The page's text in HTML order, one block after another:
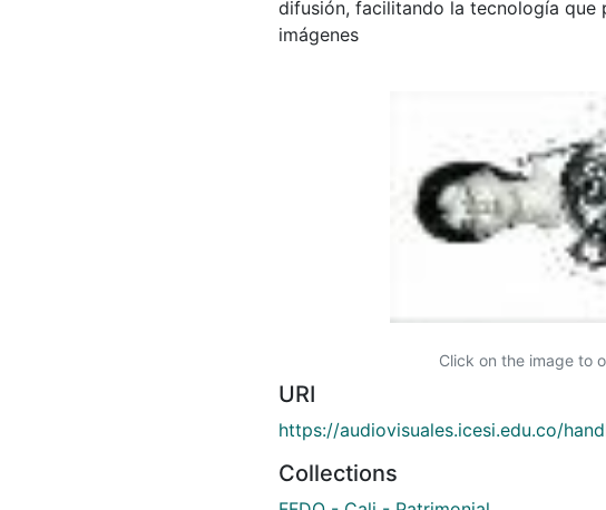
difusión, facilitando la tecnología que
imágenes
Click on the image to
URI
https://audiovisuales.icesi.edu.co/
Collections